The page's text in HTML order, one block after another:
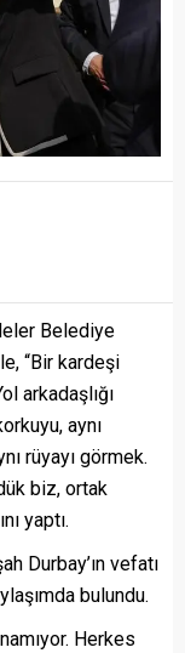
Belediye
“Bir kardeşi
arkadaşlığı
aynı
rüyayı görmek.
biz, ortak
yaptı.
Durbay’ın vefatı
bulundu.
Herkes